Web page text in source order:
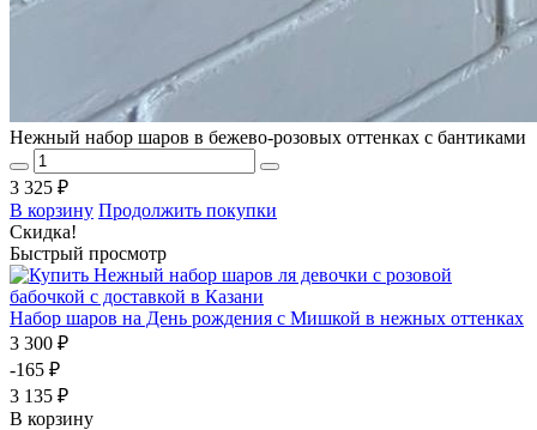
Нежный набор шаров в бежево-розовых оттенках с бантиками
3 325 ₽
В корзину Продолжить покупки
Скидка!
Быстрый просмотр
Набор шаров на День рождения с Мишкой в нежных оттенках
3 300 ₽
-165 ₽
3 135 ₽
В корзину